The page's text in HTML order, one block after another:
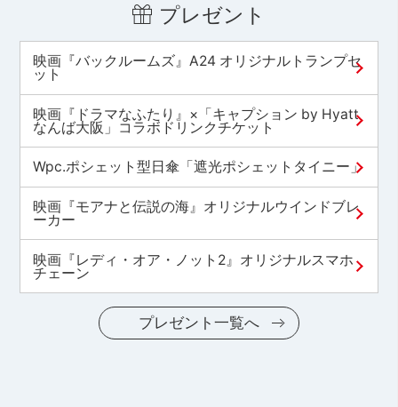
プレゼント
映画『バックルームズ』A24 オリジナルトランプセ
ット
映画『ドラマなふたり』×「キャプション by Hyatt
なんば大阪」コラボドリンクチケット
Wpc.ポシェット型日傘「遮光ポシェットタイニー」
映画『モアナと伝説の海』オリジナルウインドブレ
ーカー
映画『レディ・オア・ノット2』オリジナルスマホ
チェーン
プレゼント一覧へ